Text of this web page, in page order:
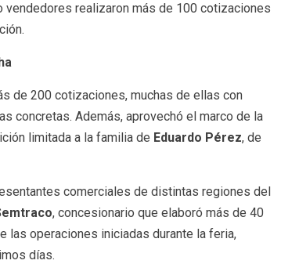
vendedores realizaron más de 100 cotizaciones
de 200 cotizaciones, muchas de ellas con
concretas. Además, aprovechó el marco de la
limitada a la familia de Eduardo Pérez, de
comerciales de distintas regiones del
, concesionario que elaboró más de 40
las operaciones iniciadas durante la feria,
días.